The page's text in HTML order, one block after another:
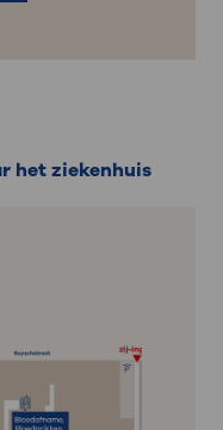
het ziekenhuis